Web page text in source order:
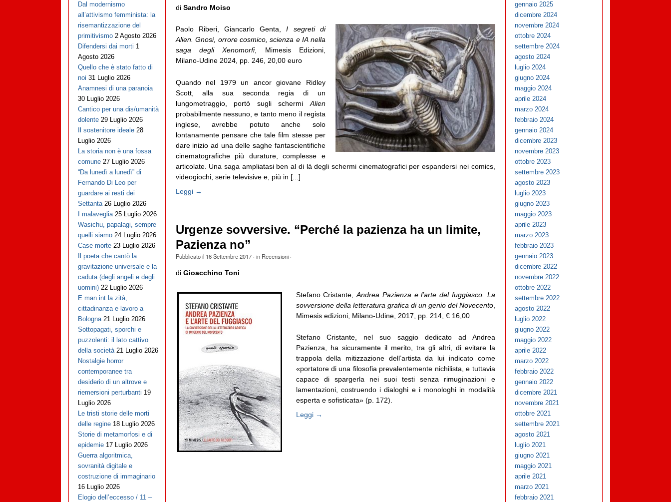
di Sandro Moiso
Paolo Riberi, Giancarlo Genta,I segreti di
Alien. Gnosi, orrore cosmico, scienza e IA nella
saga degli Xenomorfi, Mimesis Edizioni,
Milano-Udine 2024, pp. 246, 20,00 euro
Quando nel 1979 un ancor giovane Ridley
Scott, alla sua seconda regia di un
lungometraggio, portò sugli schermi Alien
probabilmente nessuno, e tanto meno il regista
inglese, avrebbe potuto anche solo
lontanamente pensare che tale film stesse per
dare inizio ad una delle saghe fantascientifiche
cinematografiche più durature, complesse e
articolate. Una saga ampliatasi ben al di là degli schermi cinematografici per espandersi nei comics,
videogiochi, serie televisive e, più in [...]
Leggi →
Urgenze sovversive. “Perché la pazienza ha un limite,
Pazienza no”
Pubblicato il 16 Settembre 2017· in Recensioni·
di Gioacchino Toni
Stefano Cristante,Andrea Pazienza e l’arte del fuggiasco. La
sovversione della letteratura grafica di un genio del Novecento,
Mimesis edizioni, Milano-Udine, 2017, pp. 214, € 16,00
Stefano Cristante, nel suo saggio dedicato ad Andrea
Pazienza, ha sicuramente il merito, tra gli altri, di evitare la
trappola della mitizzazione dell’artista da lui indicato come
«portatore di una filosofia prevalentemente nichilista, e tuttavia
capace di spargerla nei suoi testi senza rimuginazioni e
lamentazioni, costruendo i dialoghi e i monologhi in modalità
esperta e sofisticata» (p. 172).
Leggi →
Dal modernismo
all’attivismo femminista: la
risemantizzazione del
primitivismo 2 Agosto 2026
Difendersi dai morti 1
Agosto 2026
Quello che è stato fatto di
noi 31 Luglio 2026
Anamnesi di una paranoia
30 Luglio 2026
Cantico per una dis/umanità
dolente 29 Luglio 2026
Il sostenitore ideale 28
Luglio 2026
La storia non è una fossa
comune 27 Luglio 2026
“Da lunedì a lunedì” di
Fernando Di Leo per
guardare ai resti dei
Settanta 26 Luglio 2026
I malaveglia 25 Luglio 2026
Wasichu, papalagi, sempre
quelli siamo 24 Luglio 2026
Case morte 23 Luglio 2026
Il poeta che cantò la
gravitazione universale e la
caduta (degli angeli e degli
uomini) 22 Luglio 2026
E man int la zità,
cittadinanza e lavoro a
Bologna 21 Luglio 2026
Sottopagati, sporchi e
puzzolenti: il lato cattivo
della società 21 Luglio 2026
Nostalgie horror
contemporanee tra
desiderio di un altrove e
riemersioni perturbanti 19
Luglio 2026
Le tristi storie delle morti
delle regine 18 Luglio 2026
Storie di metamorfosi e di
epidemie 17 Luglio 2026
Guerra algoritmica,
sovranità digitale e
costruzione di immaginario
16 Luglio 2026
Elogio dell’eccesso / 11 –
gennaio 2025
dicembre 2024
novembre 2024
ottobre 2024
settembre 2024
agosto 2024
luglio 2024
giugno 2024
maggio 2024
aprile 2024
marzo 2024
febbraio 2024
gennaio 2024
dicembre 2023
novembre 2023
ottobre 2023
settembre 2023
agosto 2023
luglio 2023
giugno 2023
maggio 2023
aprile 2023
marzo 2023
febbraio 2023
gennaio 2023
dicembre 2022
novembre 2022
ottobre 2022
settembre 2022
agosto 2022
luglio 2022
giugno 2022
maggio 2022
aprile 2022
marzo 2022
febbraio 2022
gennaio 2022
dicembre 2021
novembre 2021
ottobre 2021
settembre 2021
agosto 2021
luglio 2021
giugno 2021
maggio 2021
aprile 2021
marzo 2021
febbraio 2021